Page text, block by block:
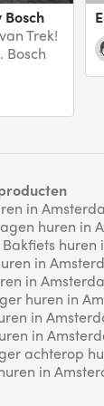
Bosch
Trek!
Bosch
sterke
in
huren in
huren
in
in
huren in
in
in
achterop
in